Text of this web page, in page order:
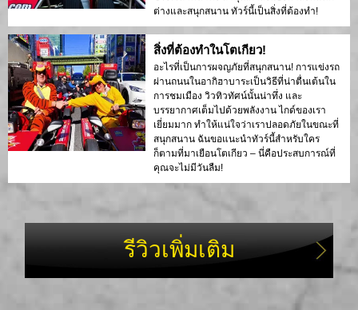
ต่างและสนุกสนาน ทัวร์นี้เป็นสิ่งที่ต้องทำ!
สิ่งที่ต้องทำในโตเกียว!
อะไรที่เป็นการผจญภัยที่สนุกสนาน! การแข่งรถ
ผ่านถนนในอากิฮาบาระเป็นวิธีที่น่าตื่นเต้นใน
การชมเมือง วิวทิวทัศน์นั้นน่าทึ่ง และ
บรรยากาศเต็มไปด้วยพลังงาน ไกด์ของเรา
เยี่ยมมาก ทำให้แน่ใจว่าเราปลอดภัยในขณะที่
สนุกสนาน ฉันขอแนะนำทัวร์นี้สำหรับใคร
ก็ตามที่มาเยือนโตเกียว – นี่คือประสบการณ์ที่
คุณจะไม่มีวันลืม!
รีวิวเพิ่มเติม